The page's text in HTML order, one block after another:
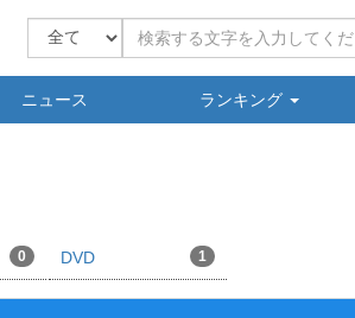
ニュース ランキング
0 DVD 1